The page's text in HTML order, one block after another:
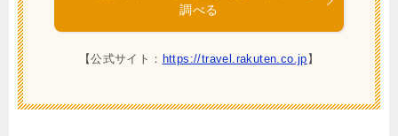
調べる
【公式サイト： https://travel.rakuten.co.jp 】